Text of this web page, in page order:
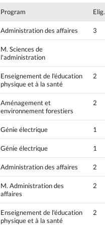
Program Elig.
Administration des affaires 3
M. Sciences de
l'administration
Enseignement de l'éducation
physique et à la santé
2
Aménagement et
environnement forestiers
2
Génie électrique 1
Génie électrique 1
Administration des affaires 2
M. Administration des
affaires
2
Enseignement de l'éducation
physique et à la santé
2